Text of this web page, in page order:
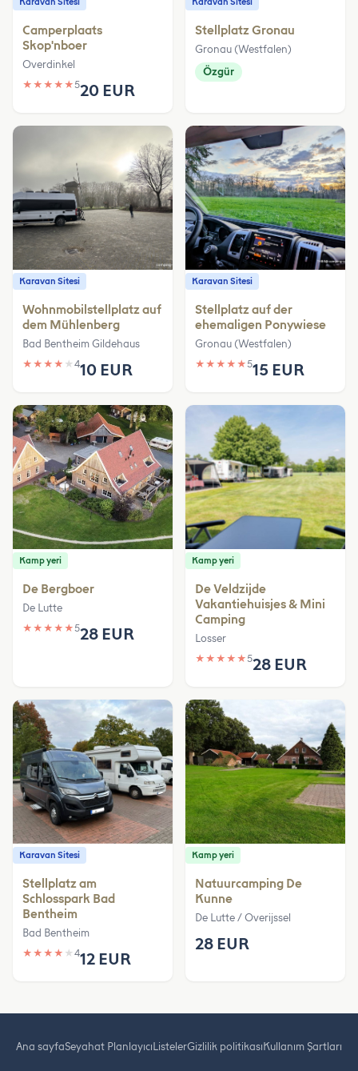
Karavan Sitesi
Camperplaats
Skop'nboer
Overdinkel
★ ★ ★ ★ ★520 EUR
Karavan Sitesi
Stellplatz Gronau
Gronau (Westfalen)
Özgür
Karavan Sitesi
Wohnmobilstellplatz auf
dem Mühlenberg
Bad Bentheim Gildehaus
★ ★ ★ ★ ★ 410 EUR
Karavan Sitesi
Stellplatz auf der
ehemaligen Ponywiese
Gronau (Westfalen)
★ ★ ★ ★ ★515 EUR
Kamp yeri
De Bergboer
De Lutte
★ ★ ★ ★ ★528 EUR
Kamp yeri
De Veldzijde
Vakantiehuisjes & Mini
Camping
Losser
★ ★ ★ ★ ★528 EUR
Karavan Sitesi
Stellplatz am
Schlosspark Bad
Bentheim
Bad Bentheim
★ ★ ★ ★ ★ 412 EUR
Kamp yeri
Natuurcamping De
Kunne
De Lutte / Overijssel
28 EUR
Ana sayfaSeyahat Planlayıcı ListelerGizlilik politikası Kullanım Şartları